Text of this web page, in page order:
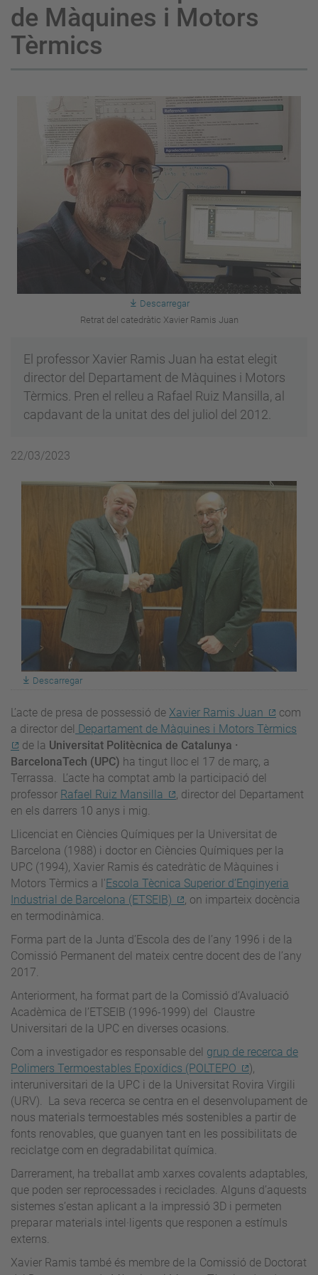
de Màquines i Motors
Tèrmics
Descarregar
Retrat del catedràtic Xavier Ramis Juan
El professor Xavier Ramis Juan ha estat elegit
director del Departament de Màquines i Motors
Tèrmics. Pren el relleu a Rafael Ruiz Mansilla, al
capdavant de la unitat des del juliol del 2012.
22/03/2023
Descarregar
L’acte de presa de possessió de Xavier Ramis Juan
com
a director del Departament de Màquines i Motors Tèrmics
de la Universitat Politècnica de Catalunya ·
BarcelonaTech (UPC) ha tingut lloc el 17 de març, a
Terrassa. L’acte ha comptat amb la participació del
professor Rafael Ruiz Mansilla
, director del Departament
en els darrers 10 anys i mig.
Llicenciat en Ciències Químiques per la Universitat de
Barcelona (1988) i doctor en Ciències Químiques per la
UPC (1994), Xavier Ramis és catedràtic de Màquines i
Motors Tèrmics a l'Escola Tècnica Superior d’Enginyeria
Industrial de Barcelona (ETSEIB)
, on imparteix docència
en termodinàmica.
Forma part de la Junta d’Escola des de l’any 1996 i de la
Comissió Permanent del mateix centre docent des de l’any
2017.
Anteriorment, ha format part de la Comissió d’Avaluació
Acadèmica de l’ETSEIB (1996-1999) del Claustre
Universitari de la UPC en diverses ocasions.
Com a investigador es responsable del grup de recerca de
Polimers Termoestables Epoxídics (POLTEPO
),
interuniversitari de la UPC i de la Universitat Rovira Virgili
(URV). La seva recerca se centra en el desenvolupament de
nous materials termoestables més sostenibles a partir de
fonts renovables, que guanyen tant en les possibilitats de
reciclatge com en degradabilitat química.
Darrerament, ha treballat amb xarxes covalents adaptables,
que poden ser reprocessades i reciclades. Alguns d’aquests
sistemes s’estan aplicant a la impressió 3D i permeten
preparar materials intel·ligents que responen a estímuls
externs.
Xavier Ramis també és membre de la Comissió de Doctorat